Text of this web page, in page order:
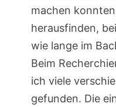
machen
herausfinden,
wie lange im
Beim
ich viele
gefunden. Die